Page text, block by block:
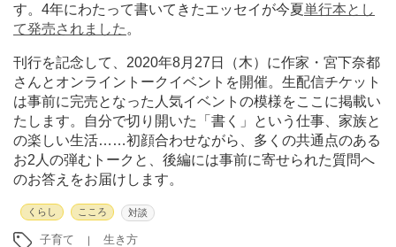
す。4年にわたって書いてきたエッセイが今夏単行本とし
て発売されました 。
刊行を記念して、2020年8月27日（木）に作家・宮下奈都
さんとオンライントークイベントを開催。生配信チケット
は事前に完売となった人気イベントの模様をここに掲載い
たします。自分で切り開いた「書く」という仕事、家族と
の楽しい生活……初顔合わせながら、多くの共通点のある
お2人の弾むトークと、後編には事前に寄せられた質問へ
のお答えをお届けします。
くらし こころ 対談
子育て 生き方